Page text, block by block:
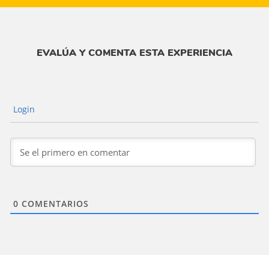
EVALÚA Y COMENTA ESTA EXPERIENCIA
Login
0 COMENTARIOS